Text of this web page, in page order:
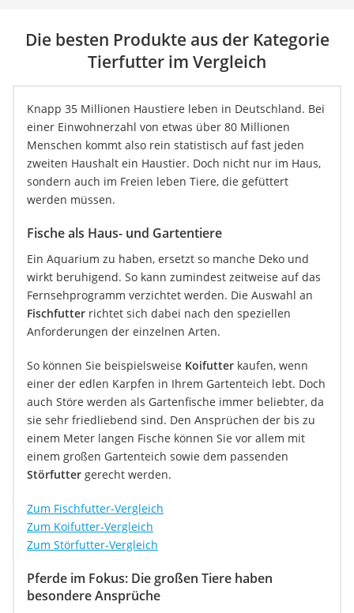
Die besten Produkte aus der Kategorie
Tierfutter im Vergleich
Knapp 35 Millionen Haustiere leben in Deutschland. Bei
einer Einwohnerzahl von etwas über 80 Millionen
Menschen kommt also rein statistisch auf fast jeden
zweiten Haushalt ein Haustier. Doch nicht nur im Haus,
sondern auch im Freien leben Tiere, die gefüttert
werden müssen.
Fische als Haus- und Gartentiere
Ein Aquarium zu haben, ersetzt so manche Deko und
wirkt beruhigend. So kann zumindest zeitweise auf das
Fernsehprogramm verzichtet werden. Die Auswahl an
Fischfutter richtet sich dabei nach den speziellen
Anforderungen der einzelnen Arten.
So können Sie beispielsweise Koifutter kaufen, wenn
einer der edlen Karpfen in Ihrem Gartenteich lebt. Doch
auch Störe werden als Gartenfische immer beliebter, da
sie sehr friedliebend sind. Den Ansprüchen der bis zu
einem Meter langen Fische können Sie vor allem mit
einem großen Gartenteich sowie dem passenden
Störfutter gerecht werden.
Zum Fischfutter-Vergleich
Zum Koifutter-Vergleich
Zum Störfutter-Vergleich
Pferde im Fokus: Die großen Tiere haben
besondere Ansprüche